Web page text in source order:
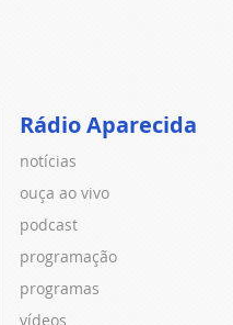
Rádio Aparecida
notícias
ouça ao vivo
podcast
programação
programas
vídeos